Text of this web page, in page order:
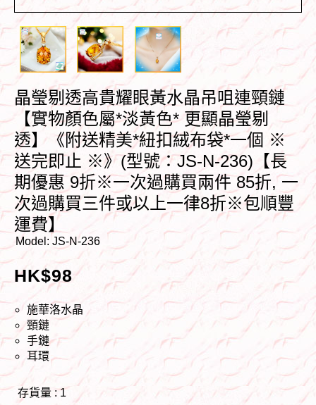
晶瑩剔透高貴耀眼黃水晶吊咀連頸鏈
【實物顏色屬*淡黃色* 更顯晶瑩剔
透】《附送精美*紐扣絨布袋*一個 ※
送完即止 ※》(型號：JS-N-236)【長
期優惠 9折※一次過購買兩件 85折, 一
次過購買三件或以上一律8折※包順豐
運費】
Model: JS-N-236
HK$98
施華洛水晶
頸鏈
手鏈
耳環
存貨量 : 1